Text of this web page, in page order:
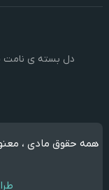
دل بسته ی نامت
همه حقوق مادی ،